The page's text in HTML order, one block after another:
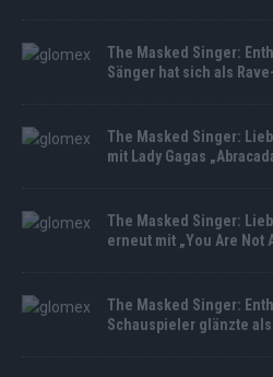
The Masked Singer:
Sänger hat sich als
The Masked Singer:
mit Lady Gagas
The Masked Singer:
erneut mit „You Are Not
The Masked Singer:
Schauspieler glänzte